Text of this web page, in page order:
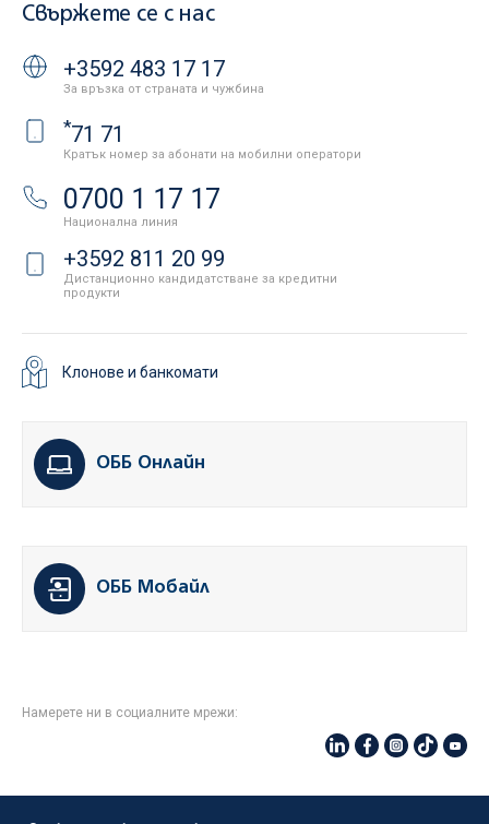
Свържете се с нас
+3592 483 17 17
За връзка от страната и чужбина
*71 71
Кратък номер за абонати на мобилни оператори
0700 1 17 17
Национална линия
+3592 811 20 99
Дистанционно кандидатстване за кредитни
продукти
Клонове и банкомати
ОББ Онлайн
ОББ Мобайл
Намерете ни в социалните мрежи: